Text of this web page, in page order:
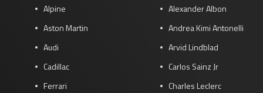
Alpine
Aston Martin
Audi
Cadillac
Ferrari
Alexander Albon
Andrea Kimi Antonelli
Arvid Lindblad
Carlos Sainz Jr
Charles Leclerc